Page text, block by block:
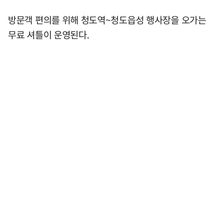
방문객 편의를 위해 청도역~청도읍성 행사장을 오가는
무료 셔틀이 운영된다.